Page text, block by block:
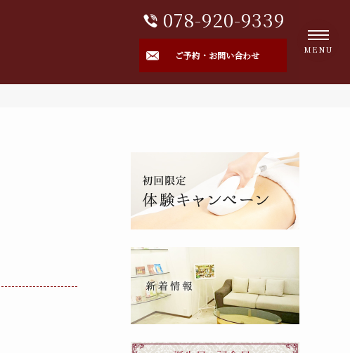
078-920-9339
ご予約・お問い合わせ MENU